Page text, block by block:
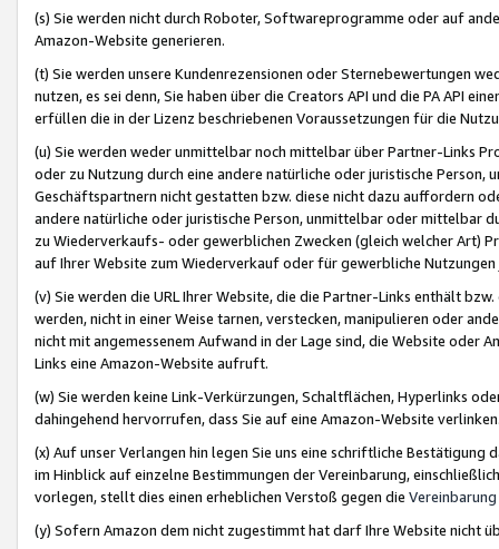
(s) Sie werden nicht durch Roboter, Softwareprogramme oder auf
Amazon-Website generieren.
(t) Sie werden unsere Kundenrezensionen oder Sternebewertungen
nutzen, es sei denn, Sie haben über die Creators API und die PA API
erfüllen die in der Lizenz beschriebenen Voraussetzungen für die
(u) Sie werden weder unmittelbar noch mittelbar über Partner-Links
oder zu Nutzung durch eine andere natürliche oder juristische
Geschäftspartnern nicht gestatten bzw. diese nicht dazu auffordern
andere natürliche oder juristische Person, unmittelbar oder mittelbar
zu Wiederverkaufs- oder gewerblichen Zwecken (gleich welcher Art)
auf Ihrer Website zum Wiederverkauf oder für gewerbliche
(v) Sie werden die URL Ihrer Website, die die Partner-Links enthält
werden, nicht in einer Weise tarnen, verstecken, manipulieren oder
nicht mit angemessenem Aufwand in der Lage sind, die Website oder
Links eine Amazon-Website aufruft.
(w) Sie werden keine Link-Verkürzungen, Schaltflächen, Hyperlinks
dahingehend hervorrufen, dass Sie auf eine Amazon-Website
(x) Auf unser Verlangen hin legen Sie uns eine schriftliche
im Hinblick auf einzelne Bestimmungen der Vereinbarung,
vorlegen, stellt dies einen erheblichen Verstoß gegen die Vereinbarung
(y) Sofern Amazon dem nicht zugestimmt hat darf Ihre Website nicht